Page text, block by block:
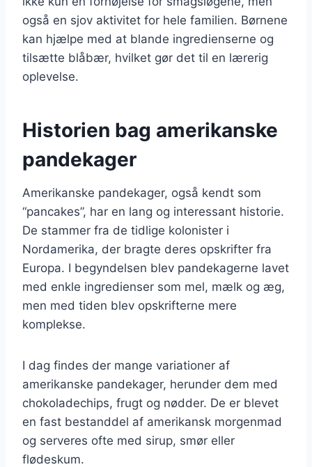
også en sjov aktivitet for hele familien. Børnene
kan hjælpe med at blande ingredienserne og
tilsætte blåbær, hvilket gør det til en lærerig
oplevelse.
Historien bag amerikanske
pandekager
Amerikanske pandekager, også kendt som
“pancakes”, har en lang og interessant historie.
De stammer fra de tidlige kolonister i
Nordamerika, der bragte deres opskrifter fra
Europa. I begyndelsen blev pandekagerne lavet
med enkle ingredienser som mel, mælk og æg,
men med tiden blev opskrifterne mere
komplekse.
I dag findes der mange variationer af
amerikanske pandekager, herunder dem med
chokoladechips, frugt og nødder. De er blevet
en fast bestanddel af amerikansk morgenmad
og serveres ofte med sirup, smør eller
flødeskum.